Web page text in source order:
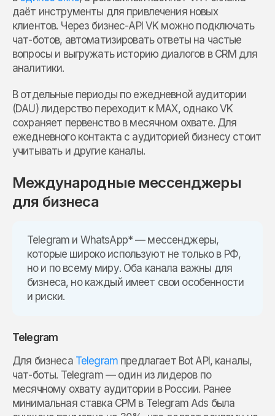
даёт инструменты для привлечения новых
клиентов. Через бизнес-API VK можно подключать
чат-ботов, автоматизировать ответы на частые
вопросы и выгружать историю диалогов в CRM для
аналитики.
В отдельные периоды по ежедневной аудитории
(DAU) лидерство переходит к MAX, однако VK
сохраняет первенство в месячном охвате. Для
ежедневного контакта с аудиторией бизнесу стоит
учитывать и другие каналы.
Международные мессенджеры
для бизнеса
Telegram и WhatsApp* — мессенджеры,
которые широко используют не только в РФ,
но и по всему миру. Оба канала важны для
бизнеса, но каждый имеет свои особенности
и риски.
Telegram
Для бизнеса Telegram предлагает Bot API, каналы,
чат-боты. Telegram — один из лидеров по
месячному охвату аудитории в России. Ранее
минимальная ставка CPM в Telegram Ads была